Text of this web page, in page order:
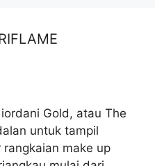
Gold, atau The
untuk tampil
make up